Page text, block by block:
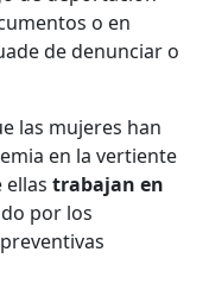
o en
de denunciar o
las mujeres han
en la vertiente
ellas trabajan en
por los